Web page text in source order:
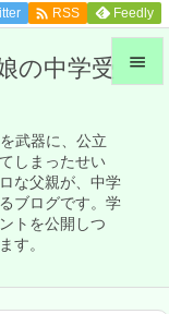
の中学受
武器に、公立
しまったせい
な父親が、中学
ブログです。学
トを公開しつ
す。

 RSS Feedly